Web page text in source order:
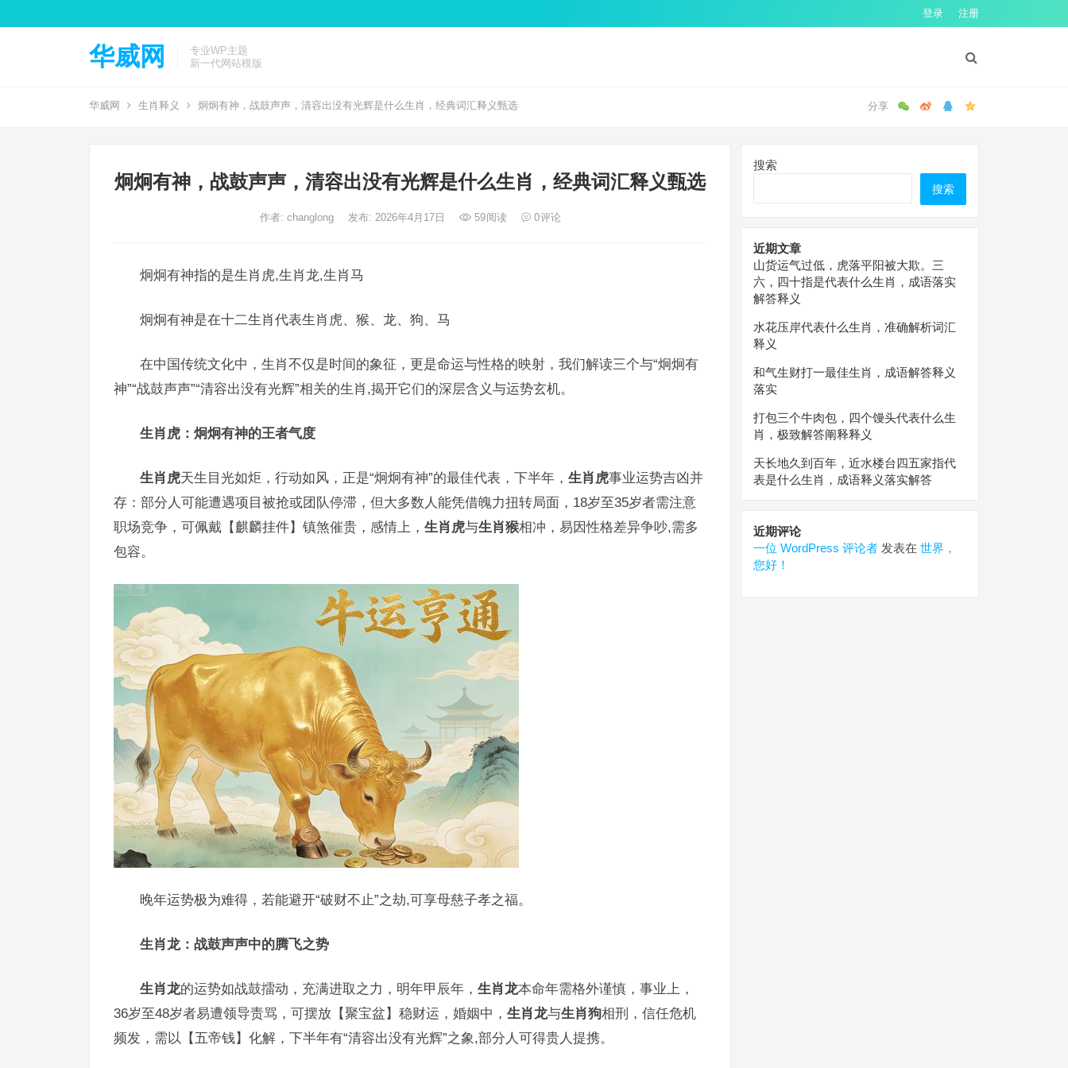
登录 注册
华威网
专业WP主题
新一代网站模版
华威网 生肖释义 炯炯有神，战鼓声声，清容出没有光辉是什么生肖，经典词汇释义甄选
炯炯有神，战鼓声声，清容出没有光辉是什么生肖，经典词汇释义甄选
作者: changlong 发布: 2026年4月17日 59阅读 0评论
炯炯有神指的是生肖虎,生肖龙,生肖马
炯炯有神是在十二生肖代表生肖虎、猴、龙、狗、马
在中国传统文化中，生肖不仅是时间的象征，更是命运与性格的映射，我们解读三个与“炯炯有
神”“战鼓声声”“清容出没有光辉”相关的生肖,揭开它们的深层含义与运势玄机。
生肖虎：炯炯有神的王者气度
生肖虎天生目光如炬，行动如风，正是“炯炯有神”的最佳代表，下半年， 生肖虎事业运势吉凶并
存：部分人可能遭遇项目被抢或团队停滞，但大多数人能凭借魄力扭转局面，18岁至35岁者需注意
职场竞争，可佩戴【麒麟挂件】镇煞催贵，感情上， 生肖虎与生肖猴相冲，易因性格差异争吵,需多
包容。
晚年运势极为难得，若能避开“破财不止”之劫,可享母慈子孝之福。
生肖龙：战鼓声声中的腾飞之势
生肖龙的运势如战鼓擂动，充满进取之力，明年甲辰年， 生肖龙本命年需格外谨慎，事业上，
36岁至48岁者易遭领导责骂，可摆放【聚宝盆】稳财运，婚姻中， 生肖龙与生肖狗相刑，信任危机
频发，需以【五帝钱】化解，下半年有“清容出没有光辉”之象,部分人可得贵人提携。
搜索
搜索
近期文章
山货运气过低，虎落平阳被大欺。三
六，四十指是代表什么生肖，成语落实
解答释义
水花压岸代表什么生肖，准确解析词汇
释义
和气生财打一最佳生肖，成语解答释义
落实
打包三个牛肉包，四个馒头代表什么生
肖，极致解答阐释释义
天长地久到百年，近水楼台四五家指代
表是什么生肖，成语释义落实解答
近期评论
一位 WordPress 评论者 发表在 世界，
您好！